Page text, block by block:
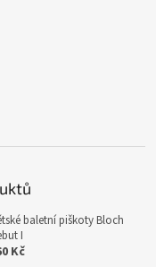
baletní piškoty Bloch
I
Kč